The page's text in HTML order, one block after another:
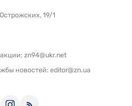
19/1
zn94@ukr.net
новостей: editor@zn.ua